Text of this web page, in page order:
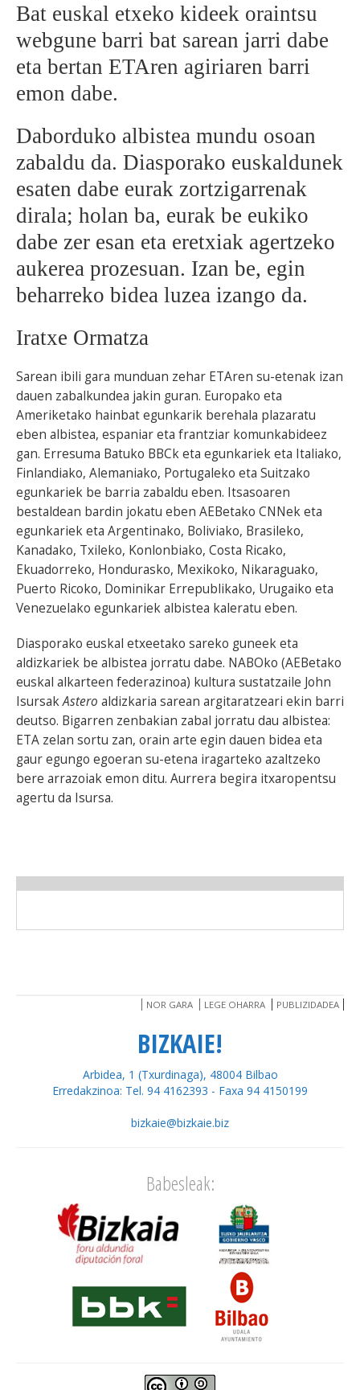
Bat euskal etxeko kideek oraintsu
webgune barri bat sarean jarri dabe
eta bertan ETAren agiriaren barri
emon dabe.
Daborduko albistea mundu osoan
zabaldu da. Diasporako euskaldunek
esaten dabe eurak zortzigarrenak
dirala; holan ba, eurak be eukiko
dabe zer esan eta eretxiak agertzeko
aukerea prozesuan. Izan be, egin
beharreko bidea luzea izango da.
Iratxe Ormatza
Sarean ibili gara munduan zehar ETAren su-etenak izan
dauen zabalkundea jakin guran. Europako eta
Ameriketako hainbat egunkarik berehala plazaratu
eben albistea, espaniar eta frantziar komunkabideez
gan. Erresuma Batuko BBCk eta egunkariek eta Italiako,
Finlandiako, Alemaniako, Portugaleko eta Suitzako
egunkariek be barria zabaldu eben. Itsasoaren
bestaldean bardin jokatu eben AEBetako CNNek eta
egunkariek eta Argentinako, Boliviako, Brasileko,
Kanadako, Txileko, Konlonbiako, Costa Ricako,
Ekuadorreko, Hondurasko, Mexikoko, Nikaraguako,
Puerto Ricoko, Dominikar Errepublikako, Urugaiko eta
Venezuelako egunkariek albistea kaleratu eben.
Diasporako euskal etxeetako sareko guneek eta
aldizkariek be albistea jorratu dabe. NABOko (AEBetako
euskal alkarteen federazinoa) kultura sustatzaile John
IsursakAstero aldizkaria sarean argitaratzeari ekin barri
deutso. Bigarren zenbakian zabal jorratu dau albistea:
ETA zelan sortu zan, orain arte egin dauen bidea eta
gaur egungo egoeran su-etena iragarteko azaltzeko
bere arrazoiak emon ditu. Aurrera begira itxaropentsu
agertu da Isursa.
NOR GARA LEGE OHARRA PUBLIZIDADEA
BIZKAIE!
Arbidea, 1 (Txurdinaga), 48004 Bilbao
Erredakzinoa: Tel. 94 4162393 - Faxa 94 4150199
bizkaie@bizkaie.biz
Babesleak: